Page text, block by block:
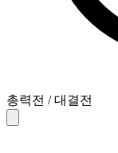
총력전 / 대결전